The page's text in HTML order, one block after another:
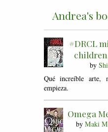
Andrea's
#DRCL
by
Qué increíble arte,
empieza.
Omega
by Maki